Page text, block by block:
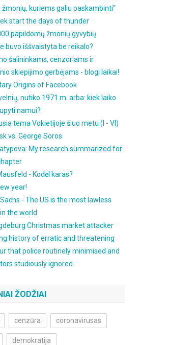
žmonių, kuriems galiu paskambinti“
start the days of thunder
papildomų žmonių gyvybių
buvo iššvaistyta be reikalo?
šalininkams, cenzoriams ir
skiepijimo gerbėjams - blogi laikai!
Origins of Facebook
nutiko 1971 m. arba: kiek laiko
namui?
tema Vokietijoje šiuo metu (I - VI)
vs. George Soros
My research summarized for
- Kodėl karas?
year!
- The US is the most lawless
the world
Christmas market attacker
history of erratic and threatening
that police routinely minimised and
studiously ignored
ŽODŽIAI
cenzūra coronavirusas
demokratija